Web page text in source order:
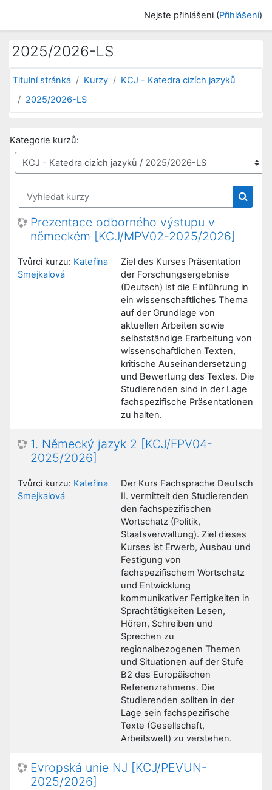
Nejste přihlášeni (Přihlášení)
2025/2026-LS
Titulní stránka Kurzy
KCJ - Katedra cizích jazyků
2025/2026-LS
Kategorie kurzů:
Vyhledat kurzy
Prezentace odborného výstupu v
německém [KCJ/MPV02-2025/2026]
Ziel des Kurses Präsentation
der Forschungsergebnise
(Deutsch) ist die Einführung in
ein wissenschaftliches Thema
auf der Grundlage von
aktuellen Arbeiten sowie
selbstständige Erarbeitung von
wissenschaftlichen Texten,
kritische Auseinandersetzung
und Bewertung des Textes. Die
Studierenden sind in der Lage
fachspezifische Präsentationen
zu halten.
Tvůrci kurzu: Kateřina
Smejkalová
1. Německý jazyk 2 [KCJ/FPV04-
2025/2026]
Der Kurs Fachsprache Deutsch
II. vermittelt den Studierenden
den fachspezifischen
Wortschatz (Politik,
Staatsverwaltung). Ziel dieses
Kurses ist Erwerb, Ausbau und
Festigung von
fachspezifischem Wortschatz
und Entwicklung
kommunikativer Fertigkeiten in
Sprachtätigkeiten Lesen,
Hören, Schreiben und
Sprechen zu
regionalbezogenen Themen
und Situationen auf der Stufe
B2 des Europäischen
Referenzrahmens. Die
Studierenden sollten in der
Lage sein fachspezifische
Texte (Gesellschaft,
Arbeitswelt) zu verstehen.
Tvůrci kurzu: Kateřina
Smejkalová
Evropská unie NJ [KCJ/PEVUN-
2025/2026]